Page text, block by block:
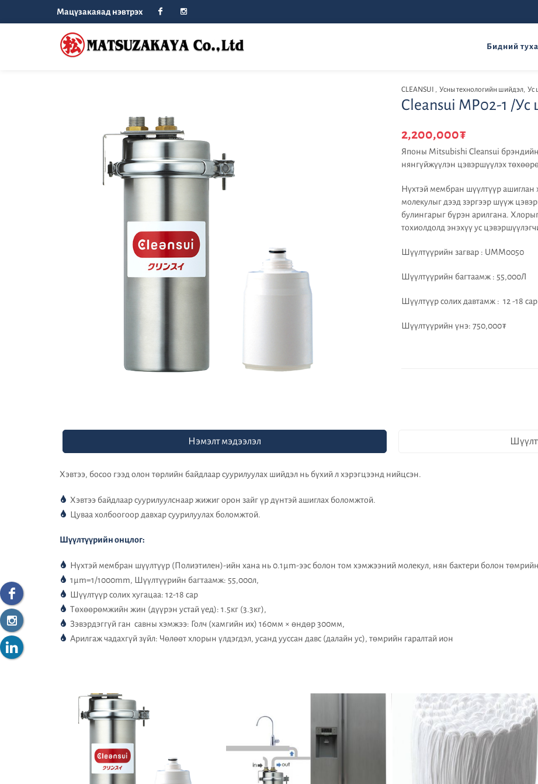
Мацүзакаяад нэвтрэх
Бидний
CLEANSUI , Усны технологийн шийдэл, Ус
Cleansui MP02-1 /Ус
2,200,000₮
Японы Mitsubishi Cleansui
нянгүйжүүлэн цэвэршүүлэх
Нүхтэй мембран шүүлтүүр
молекулыг дээд зэргээр шүүж
булингарыг бүрэн арилгана.
тохиолдолд энэхүү ус
Шүүлтүүрийн загвар : UMM0050
Шүүлтүүрийн багтаамж : 55,000Л
Шүүлтүүр солих давтамж : 12 -18 сар
Шүүлтүүрийн үнэ: 750,000₮
Нэмэлт мэдээлэл
Хэвтээ, босоо гээд олон төрлийн байдлаар суурилуулах шийдэл нь бүхий л хэрэгцээнд нийцсэн.
Хэвтээ байдлаар суурилуулснаар жижиг орон зайг үр дүнтэй ашиглах боломжтой.
Цуваа холбоогоор давхар суурилуулах боломжтой.
Шүүлтүүрийн онцлог:
Нүхтэй мембран шүүлтүүр (Полиэтилен)-ийн хана нь 0.1μm-ээс болон том хэмжээний молекул, нян бактери болон төмрийн
1μm=1/1000mm, Шүүлтүүрийн багтаамж: 55,000л,
Шүүлтүүр солих хугацаа: 12-18 сар
Төхөөрөмжийн жин (дүүрэн устай үед): 1.5кг (3.3кг),
Зэвэрдэггүй ган савны хэмжээ: Голч (хамгийн их) 160мм × өндөр 300мм,
Арилгаж чадахгүй зүйл: Чөлөөт хлорын үлдэгдэл, усанд ууссан давс (далайн ус), төмрийн гаралтай ион